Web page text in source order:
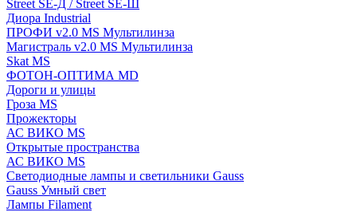
Street SE-Д / Street SE-Ш
Диора Industrial
ПРОФИ v2.0 MS Мультилинза
Магистраль v2.0 MS Мультилинза
Skat MS
ФОТОН-ОПТИМА MD
Дороги и улицы
Гроза MS
Прожекторы
АС ВИКО MS
Открытые пространства
АС ВИКО MS
Светодиодные лампы и светильники Gauss
Gauss Умный свет
Лампы Filament